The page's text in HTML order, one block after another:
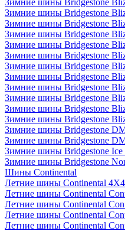
Зимние шины Bridgestone
Зимние шины Bridgestone
Зимние шины Bridgestone
Зимние шины Bridgestone
Зимние шины Bridgestone
Зимние шины Bridgestone
Зимние шины Bridgestone
Зимние шины Bridgestone
Зимние шины Bridgestone
Зимние шины Bridgestone
Зимние шины Bridgestone
Зимние шины Bridgestone
Зимние шины Bridgestone
Зимние шины Bridgestone
Зимние шины Bridgestone Ice
Зимние шины Bridgestone
Шины Continental
Летние шины Continental 4X4
Летние шины Continental
Летние шины Continental
Летние шины Continental
Летние шины Continental